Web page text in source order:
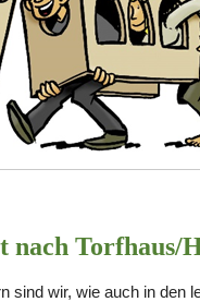
Torfhaus/
sind wir, wie auch in den